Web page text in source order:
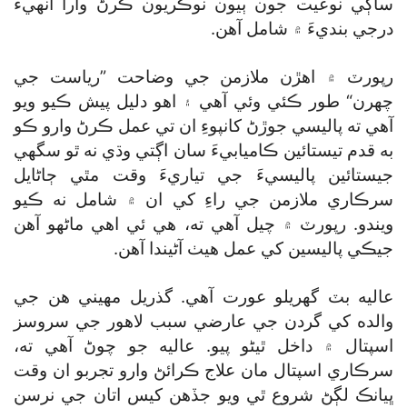
ساڳي نوعيت جون ٻيون نوڪريون ڪرڻ وارا انهيءَ
درجي بنديءَ ۾ شامل آهن.
رپورٽ ۾ اهڙن ملازمن جي وضاحت ”رياست جي
چهرن“ طور ڪئي وئي آهي ۽ اهو دليل پيش ڪيو ويو
آهي ته پاليسي جوڙڻ کانپوءِ ان تي عمل ڪرڻ وارو ڪو
به قدم تيستائين ڪاميابيءَ سان اڳتي وڌي نه ٿو سگھي
جيستائين پاليسيءَ جي تياريءَ وقت مٿي ڄاڻايل
سرڪاري ملازمن جي راءِ کي ان ۾ شامل نه ڪيو
ويندو. رپورٽ ۾ چيل آهي ته، هي ئي اهي ماڻهو آهن
جيڪي پاليسين کي عمل هيٺ آڻيندا آهن.
عاليه بٽ گھريلو عورت آهي. گذريل مهيني هن جي
والده کي گردن جي عارضي سبب لاهور جي سروسز
اسپتال ۾ داخل ٿيڻو پيو. عاليه جو چوڻ آهي ته،
سرڪاري اسپتال مان علاج ڪرائڻ وارو تجربو ان وقت
ڀيانڪ لڳڻ شروع ٿي ويو جڏهن کيس اتان جي نرسن